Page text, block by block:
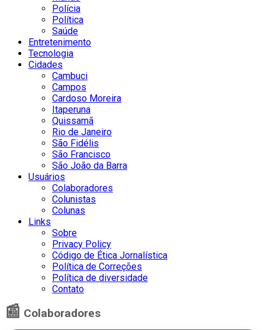
Polícia
Política
Saúde
Entretenimento
Tecnologia
Cidades
Cambuci
Campos
Cardoso Moreira
Itaperuna
Quissamã
Rio de Janeiro
São Fidélis
São Francisco
São João da Barra
Usuários
Colaboradores
Colunistas
Colunas
Links
Sobre
Privacy Policy
Código de Ética Jornalística
Política de Correções
Política de diversidade
Contato
📰 Colaboradores